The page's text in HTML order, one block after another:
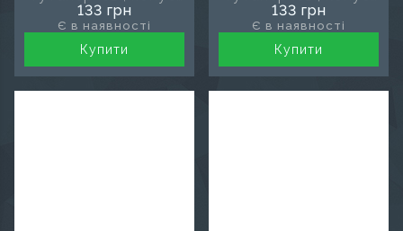
02, розмір 20, MDS
133 грн
Є в наявності
Купити
02, розмір 25, MDS
133 грн
Є в наявності
Купити